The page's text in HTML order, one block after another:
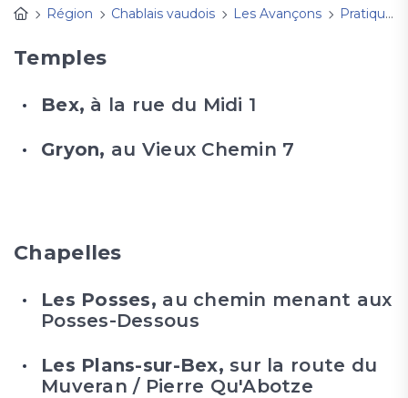
Région
Chablais vaudois Les Avançons Pratique
Temples
Bex, à la rue du Midi 1
Gryon, au Vieux Chemin 7
Chapelles
Les Posses, au chemin menant aux
Posses-Dessous
Les Plans-sur-Bex, sur la route du
Muveran / Pierre Qu'Abotze